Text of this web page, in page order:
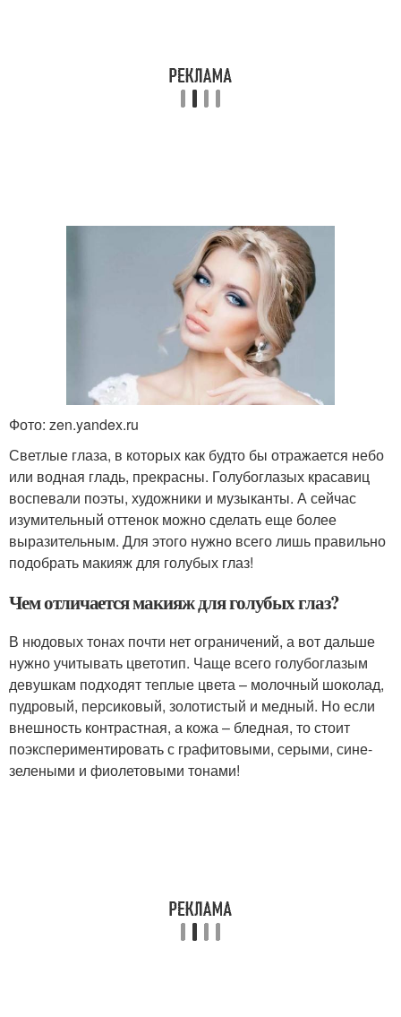
Фото: zen.yandex.ru
Светлые глаза, в которых как будто бы отражается небо
или водная гладь, прекрасны. Голубоглазых красавиц
воспевали поэты, художники и музыканты. А сейчас
изумительный оттенок можно сделать еще более
выразительным. Для этого нужно всего лишь правильно
подобрать макияж для голубых глаз!
Чем отличается макияж для голубых глаз?
В нюдовых тонах почти нет ограничений, а вот дальше
нужно учитывать цветотип. Чаще всего голубоглазым
девушкам подходят теплые цвета – молочный шоколад,
пудровый, персиковый, золотистый и медный. Но если
внешность контрастная, а кожа – бледная, то стоит
поэкспериментировать с графитовыми, серыми, сине-
зелеными и фиолетовыми тонами!